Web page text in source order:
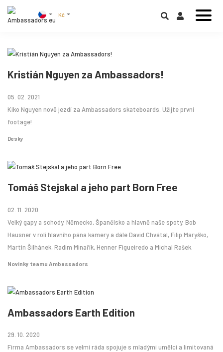
Kč
Kristián Nguyen za Ambassadors!
05. 02. 2021
Kiko Nguyen nově jezdí za Ambassadors skateboards. Užijte první
footage!
Desky
Tomáš Stejskal a jeho part Born Free
02. 11. 2020
Velký gapy a schody. Německo, Španělsko a hlavně naše spoty. Bob
Hausner v roli hlavního pána kamery a dále David Chvátal, Filip Maryško,
Martin Šilhánek, Radim Minařík, Henner Figueiredo a Michal Rašek.
Novinky teamu Ambassadors
Ambassadors Earth Edition
29. 10. 2020
Firma Ambassadors se velmi ráda spojuje s mladými umělci a limitovaná